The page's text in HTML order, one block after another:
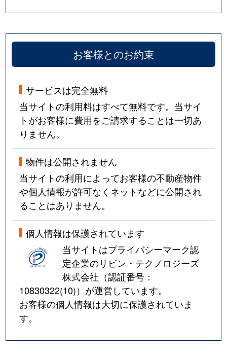
お客様とのお約束
サービスは完全無料
当サイトの利用料はすべて無料です。当サイ
トがお客様に費用をご請求することは一切あ
りません。
物件は公開されません
当サイトの利用によってお客様の不動産物件
や個人情報が許可なくネットなどに公開され
ることはありません。
個人情報は保護されています
当サイトはプライバシーマーク認
定企業のリビン・テクノロジーズ
株式会社（認証番号：
10830322(10)）が運営しています。
お客様の個人情報は大切に保護されていま
す。